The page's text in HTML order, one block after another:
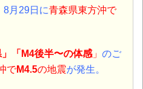
月29日に青森県東方沖で
「M4後半〜の体感 」 のご
でM4.5の地震が発生。